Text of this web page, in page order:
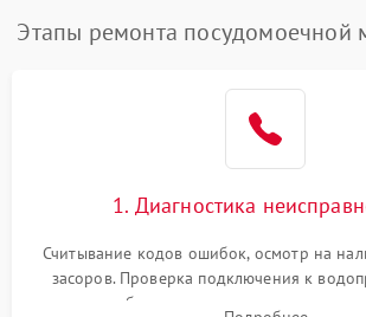
Этапы ремонта посудомоечной
1. Диагностика
Считывание кодов ошибок, осмотр на
засоров. Проверка подключения к
жалоб на отсутствие слива,